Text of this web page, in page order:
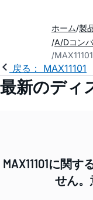
ホーム 製
A/Dコン
戻る： MAX11101
最新のディ
MAX11101に関
せん。